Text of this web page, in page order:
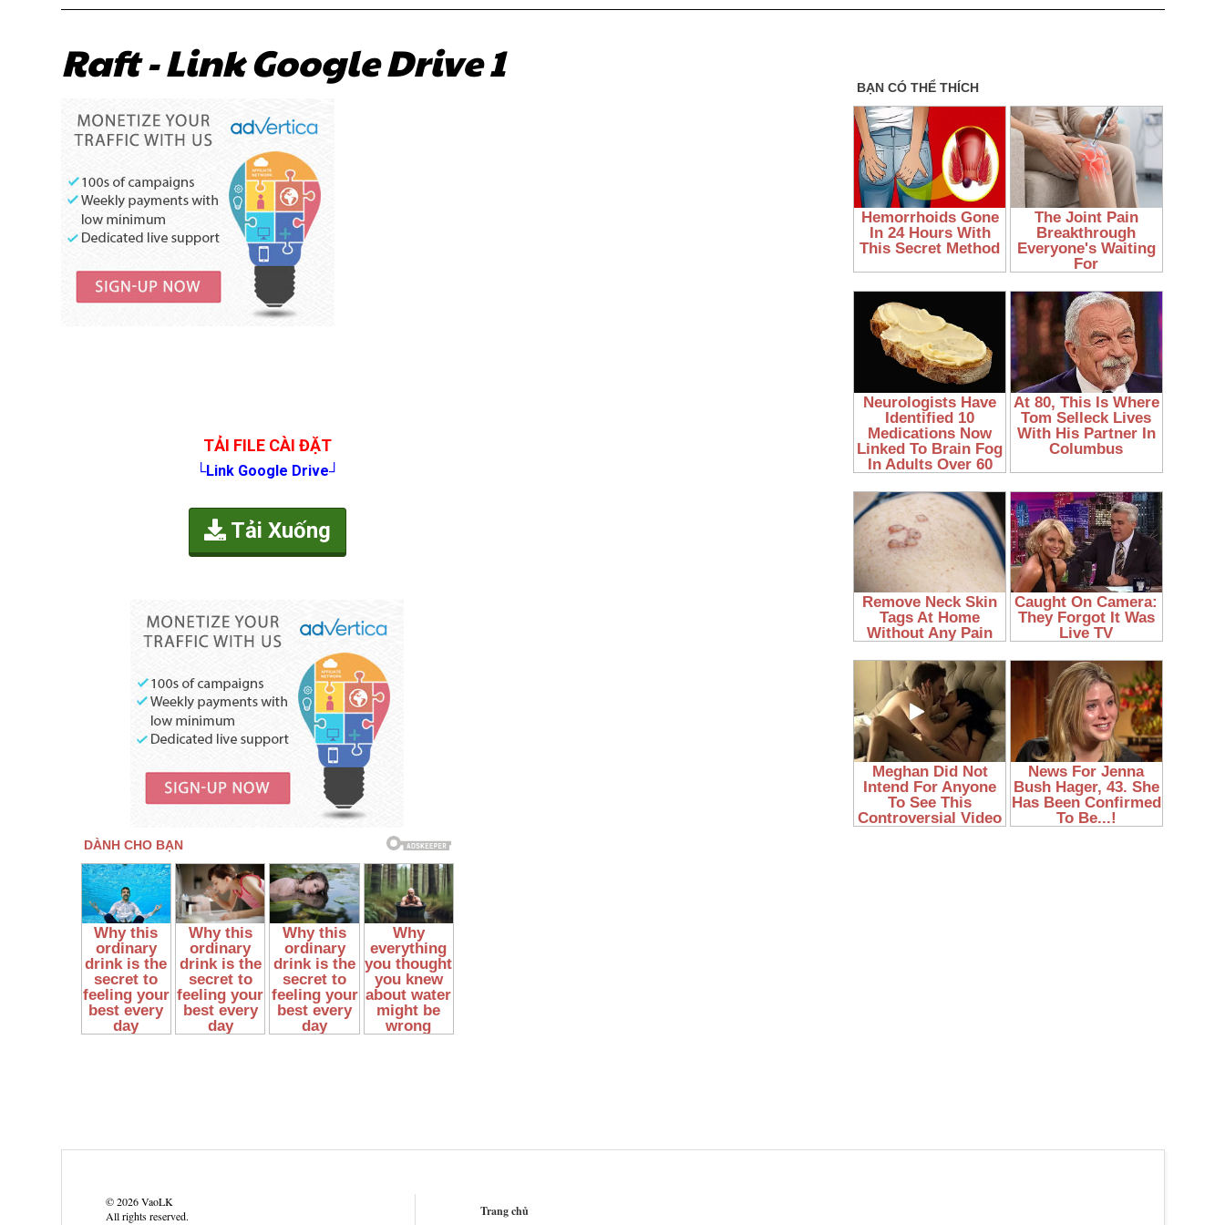
Raft - Link Google Drive 1
TẢI FILE CÀI ĐẶT
└Link Google Drive┘
Tải Xuống
©2026VaoLK
All rights reserved.
Trang chủ